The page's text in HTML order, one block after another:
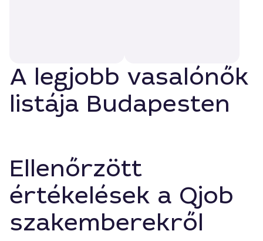
A legjobb vasalónők
listája Budapesten
Ellenőrzött
értékelések a Qjob
szakemberekről